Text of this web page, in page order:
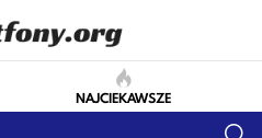
NAJCIEKAWSZE